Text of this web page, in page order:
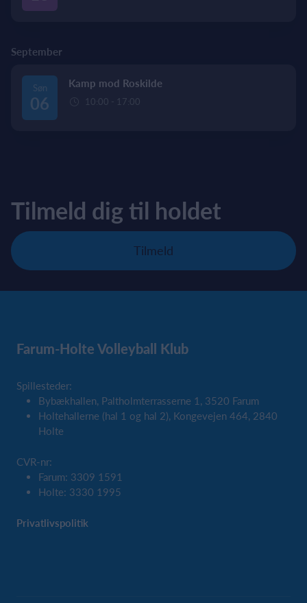
September
Søn
06
Kamp mod Roskilde
10:00 - 17:00
Tilmeld dig til holdet
Tilmeld
Farum-Holte Volleyball Klub
Spillesteder:
Bybækhallen, Paltholmterrasserne 1, 3520 Farum
Holtehallerne (hal 1 og hal 2), Kongevejen 464, 2840
Holte
CVR-nr:
Farum: 3309 1591
Holte: 3330 1995
Privatlivspolitik